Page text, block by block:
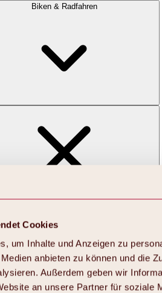
Cookies
um Inhalte und Anzeigen zu
anbieten zu können und die
Außerdem geben wir
an unsere Partner für soziale
Biken & Radfahren